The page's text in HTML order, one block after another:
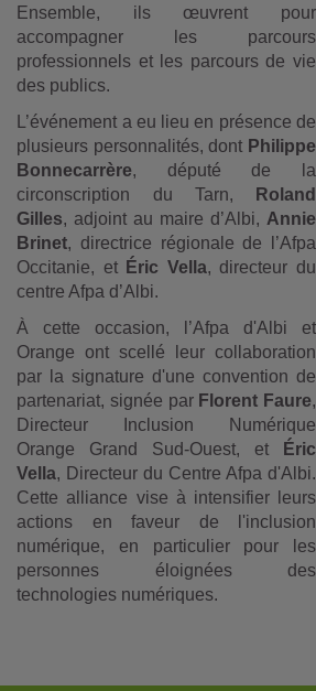
Ensemble, ils œuvrent pour
accompagner les parcours
professionnels et les parcours de vie
des publics.
L’événement a eu lieu en présence de
plusieurs personnalités, dont Philippe
Bonnecarrère, député de la
circonscription du Tarn,
Roland
Gilles, adjoint au maire d’Albi, Annie
Brinet, directrice régionale de l’Afpa
Occitanie, et Éric Vella, directeur du
centre Afpa d’Albi.
À cette occasion, l’Afpa d'Albi et
Orange ont scellé leur collaboration
par la signature d'une convention de
partenariat, signée par Florent Faure,
Directeur Inclusion Numérique
Orange Grand Sud-Ouest, et
Éric
Vella, Directeur du Centre Afpa d'Albi.
Cette alliance vise à intensifier leurs
actions en faveur de l'inclusion
numérique, en particulier pour les
personnes éloignées des
technologies numériques.